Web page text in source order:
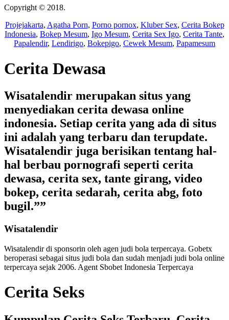
Copyright © 2018.
Projejakarta, Agatha Porn, Porno pornox, Kluber Sex, Cerita Bokep
Indonesia, Bokep Mesum, Igo Mesum, Cerita Sex Igo, Cerita Tante,
Papalendir, Lendirigo, Bokepigo, Cewek Mesum, Papamesum
Cerita Dewasa
Wisatalendir merupakan situs yang
menyediakan cerita dewasa online
indonesia. Setiap cerita yang ada di situs
ini adalah yang terbaru dan terupdate.
Wisatalendir juga berisikan tentang hal-
hal berbau pornografi seperti cerita
dewasa, cerita sex, tante girang, video
bokep, cerita sedarah, cerita abg, foto
bugil.””
Wisatalendir
Wisatalendir di sponsorin oleh agen judi bola terpercaya. Gobetx
beroperasi sebagai situs judi bola dan sudah menjadi judi bola online
terpercaya sejak 2006. Agent Sbobet Indonesia Terpercaya
Cerita Seks